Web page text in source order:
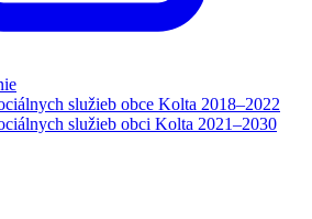
služieb obce Kolta 2018–2022
služieb obci Kolta 2021–2030